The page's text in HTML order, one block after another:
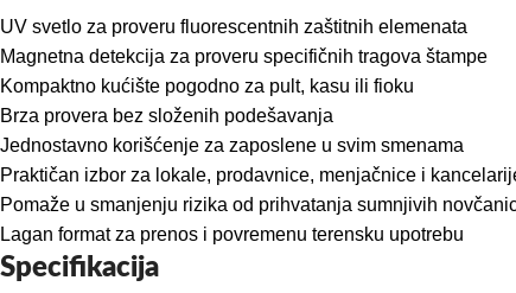
UV svetlo za proveru fluorescentnih zaštitnih elemenata
Magnetna detekcija za proveru specifičnih tragova štampe
Kompaktno kućište pogodno za pult, kasu ili fioku
Brza provera bez složenih podešavanja
Jednostavno korišćenje za zaposlene u svim smenama
Praktičan izbor za lokale, prodavnice, menjačnice i
Pomaže u smanjenju rizika od prihvatanja sumnjivih
Lagan format za prenos i povremenu terensku upotrebu
Specifikacija